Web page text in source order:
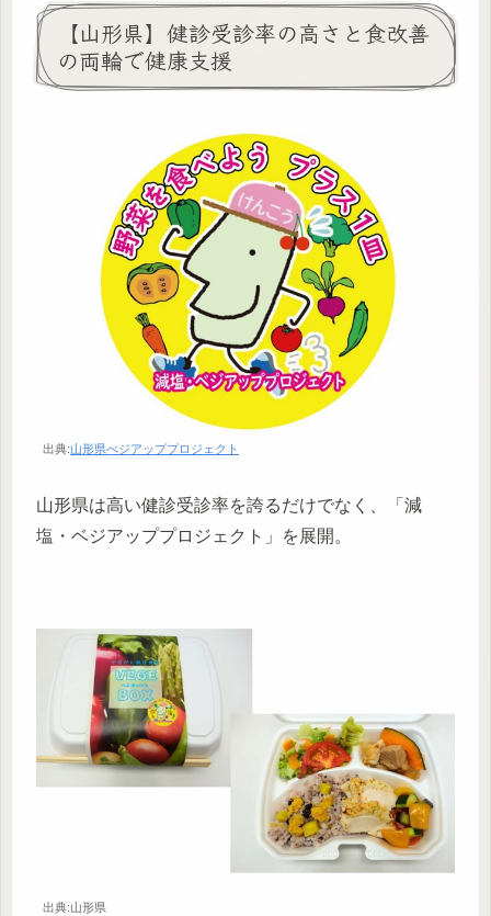
【山形県】健診受診率の高さと食改善
の両輪で健康支援
出典:山形県べジアッププロジェクト
山形県は高い健診受診率を誇るだけでなく、「減
塩・ベジアッププロジェクト」を展開。
出典:山形県